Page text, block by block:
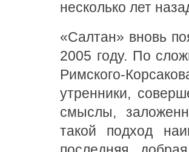
несколько лет
«Салтан» вновь
2005 году. По
Римского-
утренники,
смыслы,
такой подход